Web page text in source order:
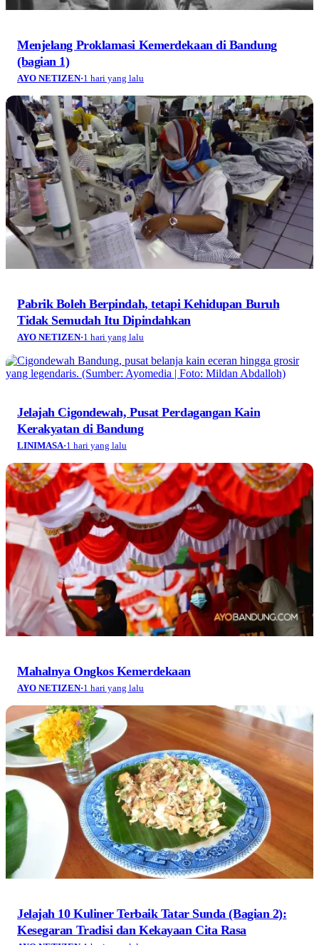
Menjelang Proklamasi Kemerdekaan di Bandung
(bagian 1)
AYO NETIZEN·1 hari yang lalu
Pabrik Boleh Berpindah, tetapi Kehidupan Buruh
Tidak Semudah Itu Dipindahkan
AYO NETIZEN·1 hari yang lalu
Jelajah Cigondewah, Pusat Perdagangan Kain
Kerakyatan di Bandung
LINIMASA·1 hari yang lalu
Mahalnya Ongkos Kemerdekaan
AYO NETIZEN·1 hari yang lalu
Jelajah 10 Kuliner Terbaik Tatar Sunda (Bagian 2):
Kesegaran Tradisi dan Kekayaan Cita Rasa